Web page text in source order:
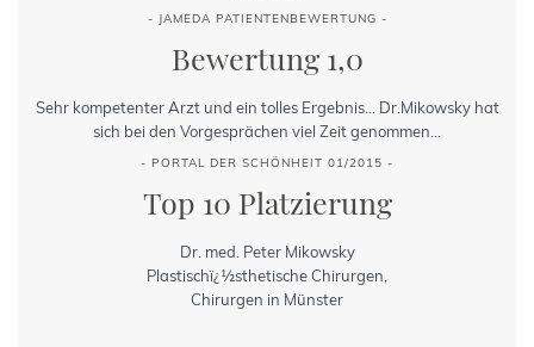
- JAMEDA PATIENTENBEWERTUNG -
Bewertung 1,0
Sehr kompetenter Arzt und ein tolles Ergebnis... Dr.Mikowsky hat
sich bei den Vorgesprächen viel Zeit genommen...
- PORTAL DER SCHÖNHEIT 01/2015 -
Top 10 Platzierung
Dr. med. Peter Mikowsky
Plastischï¿½sthetische Chirurgen,
Chirurgen in Münster